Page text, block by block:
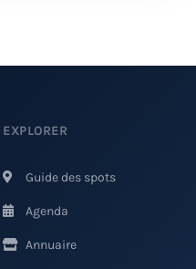
EXPLORER
Guide des spots
Agenda
Annuaire